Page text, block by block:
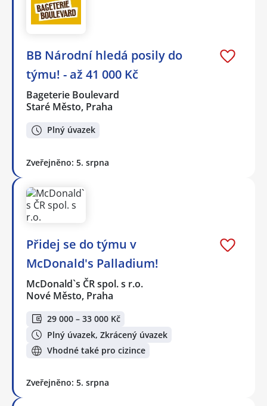
BB Národní hledá posily do
týmu! - až 41 000 Kč
Bageterie Boulevard
Staré Město, Praha
Plný úvazek
Zveřejněno: 5. srpna
Přidej se do týmu v
McDonald's Palladium!
McDonald`s ČR spol. s r.o.
Nové Město, Praha
29 000 – 33 000 Kč
Plný úvazek, Zkrácený úvazek
Vhodné také pro cizince
Zveřejněno: 5. srpna